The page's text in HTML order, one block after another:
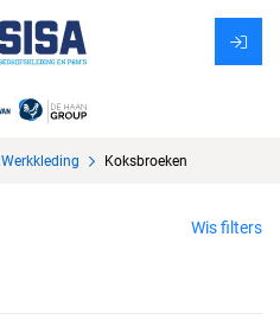
Werkkleding Koksbroeken
Wis filters